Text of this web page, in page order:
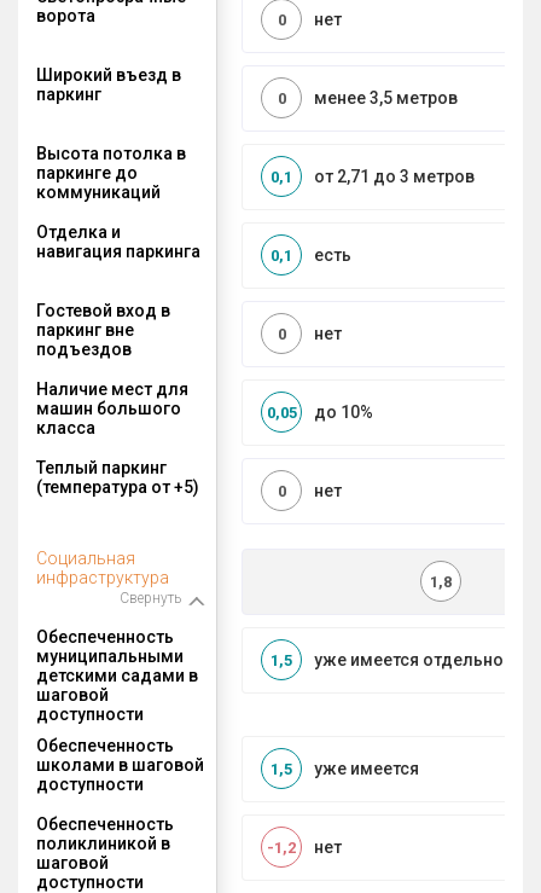
ворота
нет
0
Широкий въезд в
паркинг
менее 3,5 метров
0
Высота потолка в
паркинге до
коммуникаций
от 2,71 до 3 метров
0,1
Отделка и
навигация паркинга
есть
0,1
Гостевой вход в
паркинг вне
подъездов
нет
0
Наличие мест для
машин большого
класса
до 10%
0,05
Теплый паркинг
(температура от +5)
нет
0
Социальная
инфраструктура
Свернуть
1,8
Обеспеченность
муниципальными
детскими садами в
шаговой
доступности
уже имеется
1,5
Обеспеченность
школами в шаговой
доступности
уже имеется
1,5
Обеспеченность
поликлиникой в
шаговой
доступности
нет
-1,2